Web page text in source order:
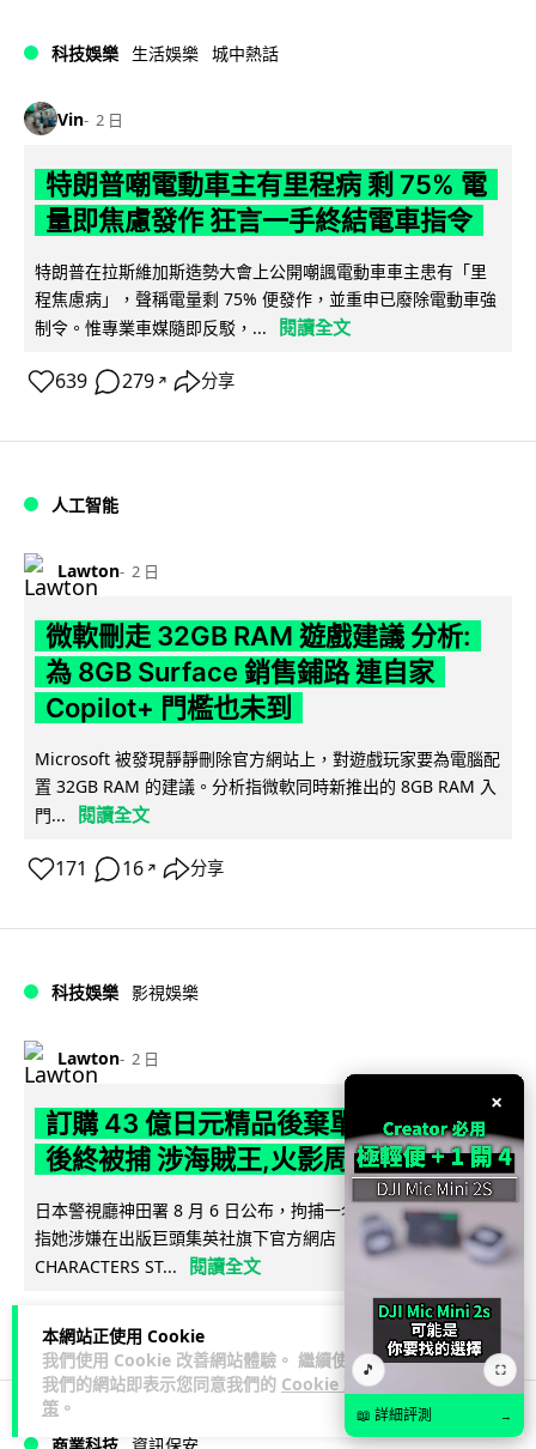
本網站正使用 Cookie
我們使用 Cookie 改善網站體驗。 繼續使用
我們的網站即表示您同意我們的 Cookie 政
策 。
科技娛樂 生活娛樂 城中熱話
Vin 2 日
特朗普嘲電動車主有里程病 剩 75% 電
量即焦慮發作 狂言一手終結電車指令
特朗普在拉斯維加斯造勢大會上公開嘲諷電動車車主患有「里
程焦慮病」，聲稱電量剩 75% 便發作，並重申已廢除電動車強
制令。惟專業車媒隨即反駁，...
閱讀全文
639 279 ↗ 分享
人工智能
Lawton 2 日
微軟刪走 32GB RAM 遊戲建議 分析:
為 8GB Surface 銷售鋪路 連自家
Copilot+ 門檻也未到
Microsoft 被發現靜靜刪除官方網站上，對遊戲玩家要為電腦配
置 32GB RAM 的建議。分析指微軟同時新推出的 8GB RAM 入
門...
閱讀全文
171 16 ↗ 分享
科技娛樂 影視娛樂
Lawton 2 日
訂購 43 億日元精品後棄單 大阪女 2 年
後終被捕 涉海賊王,火影周邊產品
日本警視廳神田署 8 月 6 日公布，拘捕一名 32 歲大阪女子，
指她涉嫌在出版巨頭集英社旗下官方網店「JUMP
CHARACTERS ST...
閱讀全文
79 10
商業科技 資訊保安
×
🎵 ⛶
📖 詳細評測 →